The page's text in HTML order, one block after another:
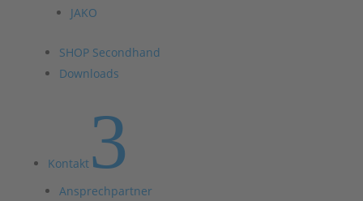
JAKO
SHOP Secondhand
Downloads
Kontakt3
Ansprechpartner